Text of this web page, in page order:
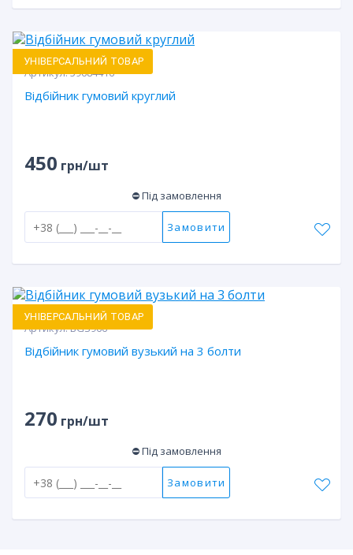
УНІВЕРСАЛЬНИЙ ТОВАР
Артикул:59684416
Відбійник гумовий круглий
450 грн/шт
⛔ Під замовлення
Замовити
УНІВЕРСАЛЬНИЙ ТОВАР
Артикул:BGS966
Відбійник гумовий вузький на 3 болти
270 грн/шт
⛔ Під замовлення
Замовити